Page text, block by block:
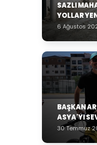
SAZLI
YOLLAR
6 Ağustos
BAŞKAN
ASYA'YI
30 Temmuz